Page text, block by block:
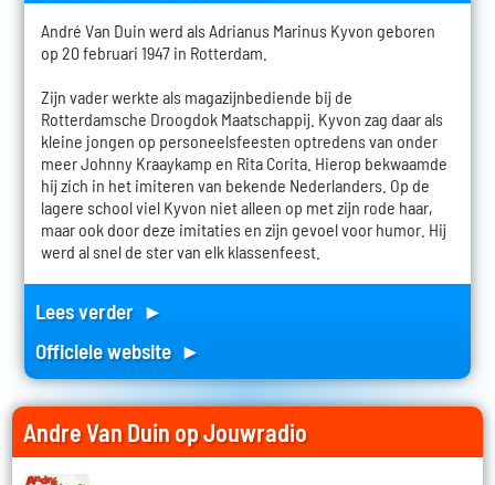
André Van Duin werd als Adrianus Marinus Kyvon geboren
op 20 februari 1947 in Rotterdam.
Zijn vader werkte als magazijnbediende bij de
Rotterdamsche Droogdok Maatschappij. Kyvon zag daar als
kleine jongen op personeelsfeesten optredens van onder
meer Johnny Kraaykamp en Rita Corita. Hierop bekwaamde
hij zich in het imiteren van bekende Nederlanders. Op de
lagere school viel Kyvon niet alleen op met zijn rode haar,
maar ook door deze imitaties en zijn gevoel voor humor. Hij
werd al snel de ster van elk klassenfeest.
Lees verder ►
Officiele website ►
Andre Van Duin op Jouwradio